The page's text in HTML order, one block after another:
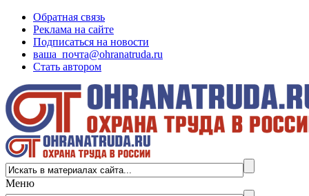
Обратная связь
Реклама на сайте
Подписаться на новости
ваша_почта@ohranatruda.ru
Стать автором
Меню